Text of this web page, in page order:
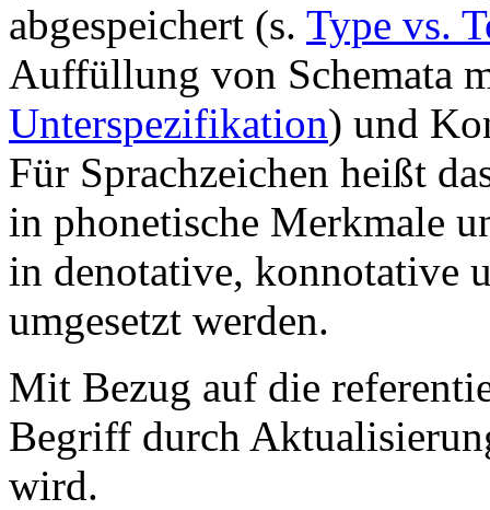
abgespeichert (s. Type vs.
Auffüllung von Schemata
Unterspezifikation) und
Für Sprachzeichen heißt
in phonetische Merkmale
in denotative, konnotative
umgesetzt werden.
Mit Bezug auf die
Begriff durch
wird.